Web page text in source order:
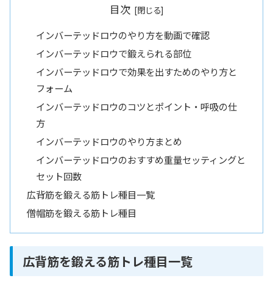
目次
インバーテッドロウのやり方を動画で確認
インバーテッドロウで鍛えられる部位
インバーテッドロウで効果を出すためのやり方と
フォーム
インバーテッドロウのコツとポイント・呼吸の仕
方
インバーテッドロウのやり方まとめ
インバーテッドロウのおすすめ重量セッティングと
セット回数
広背筋を鍛える筋トレ種目一覧
僧帽筋を鍛える筋トレ種目
広背筋を鍛える筋トレ種目一覧